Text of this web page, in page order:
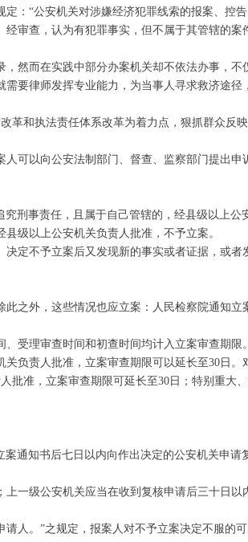
：“公安机关对涉嫌经济犯罪线索的报案、控
审查，认为有犯罪事实，但不属于其管辖的案
然而在实践中部分办案机关却不依法办事，
要律师发挥专业能力，为当事人寻求救济途径
革和执法责任体系改革为着力点，狠抓群众反
可以向公安法制部门、督查、监察部门提出申
刑事责任，且属于自己管辖的，经县级以上
级以上公安机关负责人批准，不予立案。
定不予立案后又发现新的事实或者证据，或
之外，这些情况也应立案：人民检察院通知
受理审查时间和初查时间均计入立案审查期
负责人批准，立案审查期限可以延长至30日
准，立案审查期限可延长至30日；特别重大
通知书后七日以内向作出决定的公安机关申
一级公安机关应当在收到复核申请后三十日
人。”之规定，报案人对不予立案决定不服的